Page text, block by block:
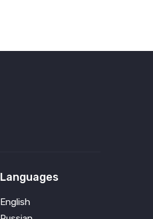
Languages
English